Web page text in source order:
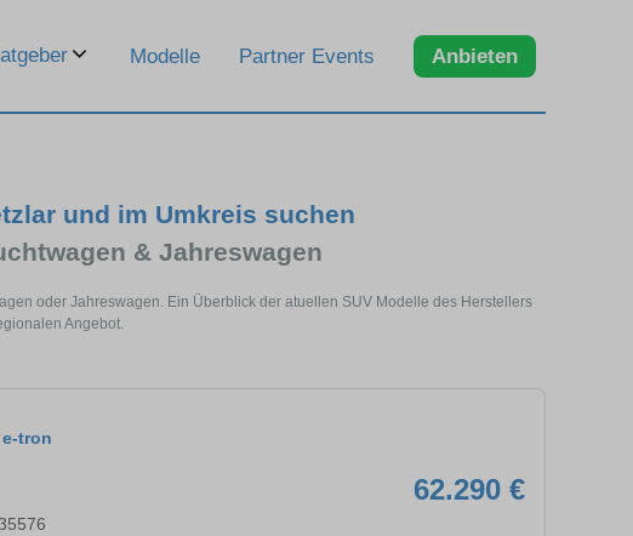
Modelle Partner Events Anbieten
und im Umkreis suchen
& Jahreswagen
oder Jahreswagen. Ein Überblick der atuellen SUV Modelle des Herstellers
Angebot.
tron
62.290 €